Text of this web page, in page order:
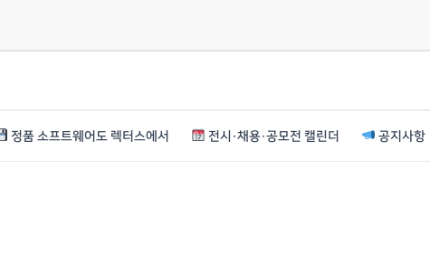
정품 소프트웨어도 렉터스에서 전시·채용·공모전 캘린더 공지사항